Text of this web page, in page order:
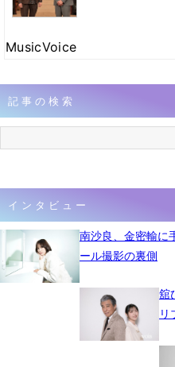
MusicVoice
記事の検索
インタビュー
南沙良、金密輸
ール撮影の裏側
舘
リ